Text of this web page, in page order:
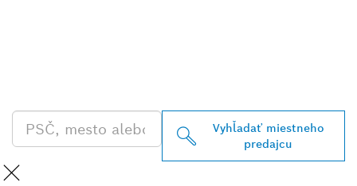
Vyhľadať miestneho
predajcu